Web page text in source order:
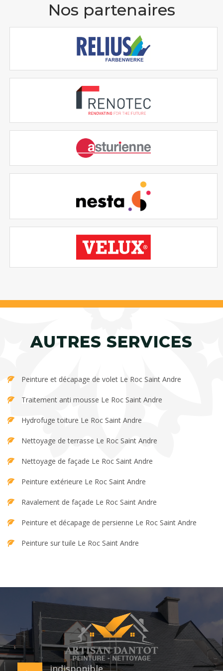
Nos partenaires
AUTRES SERVICES
Peinture et décapage de volet Le Roc Saint Andre
Traitement anti mousse Le Roc Saint Andre
Hydrofuge toiture Le Roc Saint Andre
Nettoyage de terrasse Le Roc Saint Andre
Nettoyage de façade Le Roc Saint Andre
Peinture extérieure Le Roc Saint Andre
Ravalement de façade Le Roc Saint Andre
Peinture et décapage de persienne Le Roc Saint Andre
Peinture sur tuile Le Roc Saint Andre
indisponible